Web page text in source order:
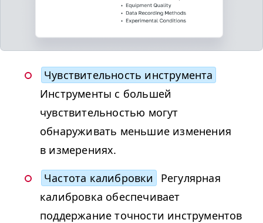
Чувствительность инструмента
Инструменты с большей
чувствительностью могут
обнаруживать меньшие изменения
в измерениях.
Частота калибровки
Регулярная
калибровка обеспечивает
поддержание точности инструментов